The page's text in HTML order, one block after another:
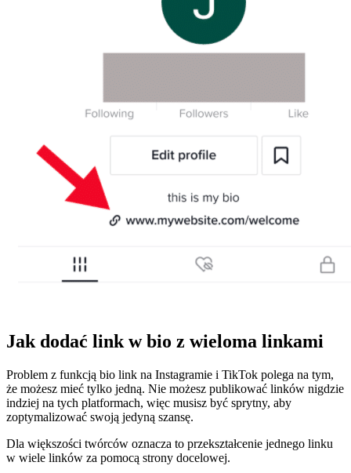
Jak dodać link w bio z wieloma linkami
Problem z funkcją bio link na Instagramie i TikTok polega na tym,
że możesz mieć tylko jedną. Nie możesz publikować linków nigdzie
indziej na tych platformach, więc musisz być sprytny, aby
zoptymalizować swoją jedyną szansę.
Dla większości twórców oznacza to przekształcenie jednego linku
w wiele linków za pomocą strony docelowej.